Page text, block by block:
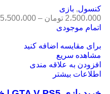
کنسول, بازی
2،500،000 تومان – 5،500،000
اتمام موجودی
برای مقایسه اضافه کنید
مشاهده سریع
افزودن به علاقه مندی
اطلاعات بیشتر